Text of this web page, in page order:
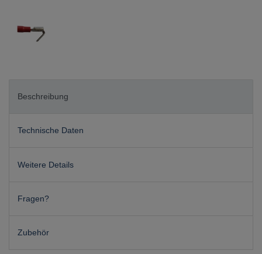
Beschreibung
Technische Daten
Weitere Details
Fragen?
Zubehör